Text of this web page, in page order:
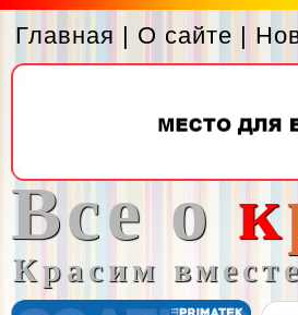
Главная | О сайте |
Все о к
Красим